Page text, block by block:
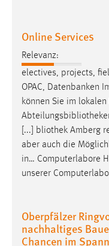
Online Services
Relevanz:
electives, projects,
OPAC, Datenbanken
können Sie im
[...] bliothek Amberg
aber auch die
in… Computerlabore
unserer
Oberpfälzer
nachhaltiges
Chancen im